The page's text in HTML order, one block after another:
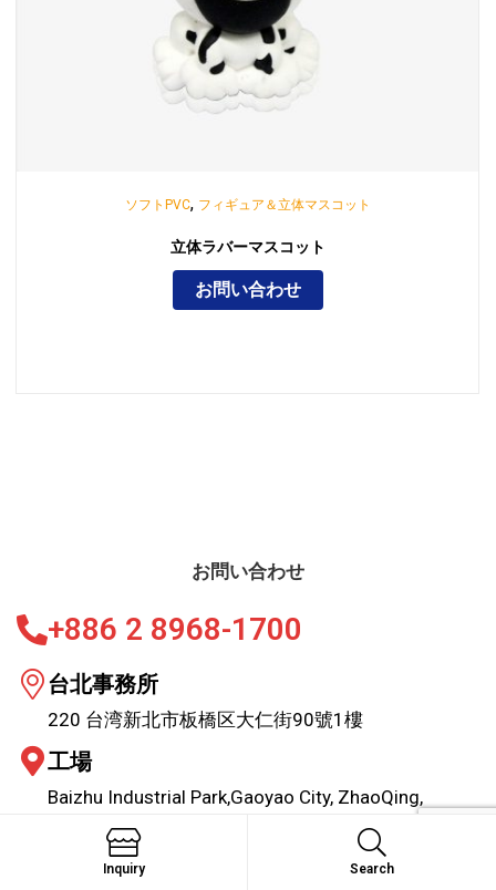
ソフトPVC, フィギュア＆立体マスコット
立体ラバーマスコット
お問い合わせ
お問い合わせ
+886 2 8968-1700
台北事務所
220 台湾新北市板橋区大仁街90號1樓
工場
Baizhu Industrial Park,Gaoyao City, ZhaoQing,
Guangdong, China
sales@marktex.com.tw
Inquiry Search